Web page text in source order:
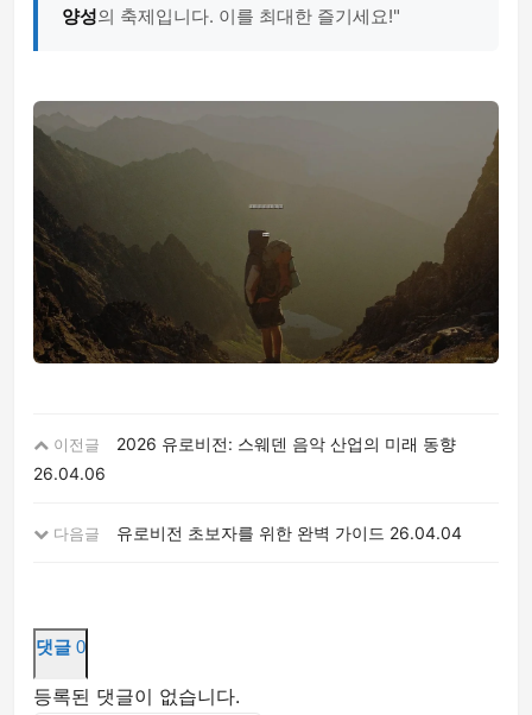
양성의 축제입니다. 이를 최대한 즐기세요!"
이전글
2026 유로비전: 스웨덴 음악 산업의 미래 동향
26.04.06
다음글 유로비전 초보자를 위한 완벽 가이드 26.04.04
댓글 0
등록된 댓글이 없습니다.